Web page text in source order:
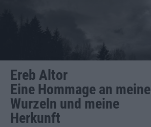
Ereb Altor
Eine Hommage an meine
Wurzeln und meine
Herkunft